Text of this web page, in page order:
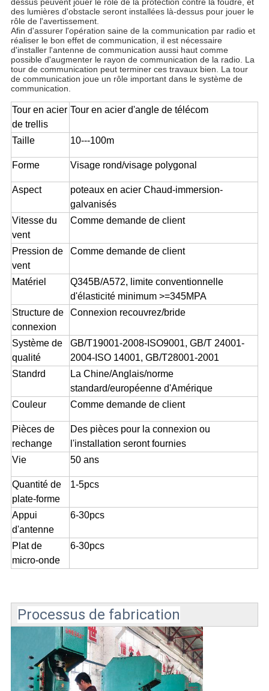
dessus peuvent jouer le rôle de la protection contre la foudre, et
des lumières d'obstacle seront installées là-dessus pour jouer le
rôle de l'avertissement.
Afin d'assurer l'opération saine de la communication par radio et
réaliser le bon effet de communication, il est nécessaire
d'installer l'antenne de communication aussi haut comme
possible d'augmenter le rayon de communication de la radio. La
tour de communication peut terminer ces travaux bien. La tour
de communication joue un rôle important dans le système de
communication.
Tour en acier
de trellis
Tour en acier d'angle de télécom
Taille 10---100m
Forme Visage rond/visage polygonal
Aspect
poteaux en acier Chaud-immersion-
galvanisés
Vitesse du
vent
Comme demande de client
Pression de
vent
Comme demande de client
Matériel
Q345B/A572, limite conventionnelle
d'élasticité minimum >=345MPA
Structure de
connexion
Connexion recouvrez/bride
Système de
qualité
GB/T19001-2008-ISO9001, GB/T 24001-
2004-ISO 14001, GB/T28001-2001
Standrd
La Chine/Anglais/norme
standard/européenne d'Amérique
Couleur
Comme demande de client
Pièces de
rechange
Des pièces pour la connexion ou
l'installation seront fournies
Vie
50 ans
Quantité de
plate-forme
1-5pcs
Appui
d'antenne
6-30pcs
Plat de
micro-onde
6-30pcs
Processus de fabrication